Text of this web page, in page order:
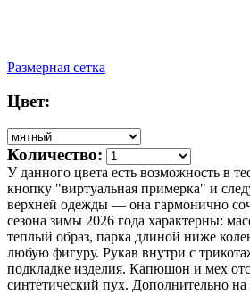
Размерная сетка
Цвет:
Количество:
У данного цвета есть возможность в
кнопку "виртуальная примерка" и
верхней одежды — она гармонично
сезона зимы 2026 года характерны:
теплый образ, парка длиной ниже
любую фигуру. Рукав внутри с
подкладке изделия. Капюшон и мех
синтетический пух. Дополнительно